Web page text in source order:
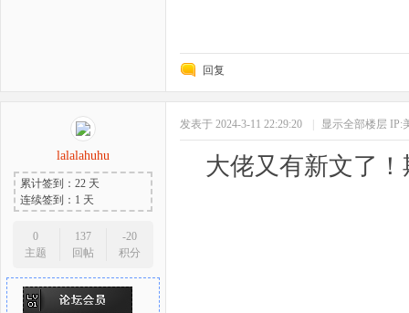
回复
lalalahuhu
累计签到：22 天
连续签到：1 天
0
主题
137
回帖
-20
积分
发表于 2024-3-11 22:29:20 显示全部楼层 IP:
大佬又有新文了